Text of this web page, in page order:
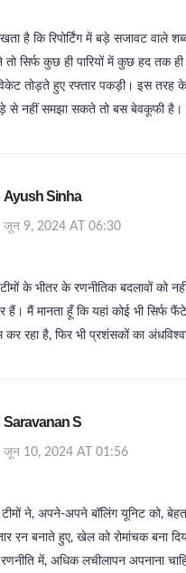
है कि रिपोर्टिंग में बड़े सजावट वाले
सिर्फ कुछ ही पारियों में कुछ हद तक ही
तोड़ते हुए रफ्तार पकड़ी। इस तरह के
से नहीं समझा सकते तो बस बेवकूफी है।
Ayush Sinha
जून 9, 2024 AT 06:30
के भीतर के रणनीतिक बदलावों को
मैं मानता हूँ कि यहां कोई भी सिर्फ
कर रहा है, फिर भी प्रशंसकों का
Saravanan S
जून 10, 2024 AT 01:56
टीमों ने, अपने‑अपने बॉलिंग यूनिट को,
रन बनाते हुए, खेल को रोमांचक बना
में, अधिक लचीलापन अपनाना